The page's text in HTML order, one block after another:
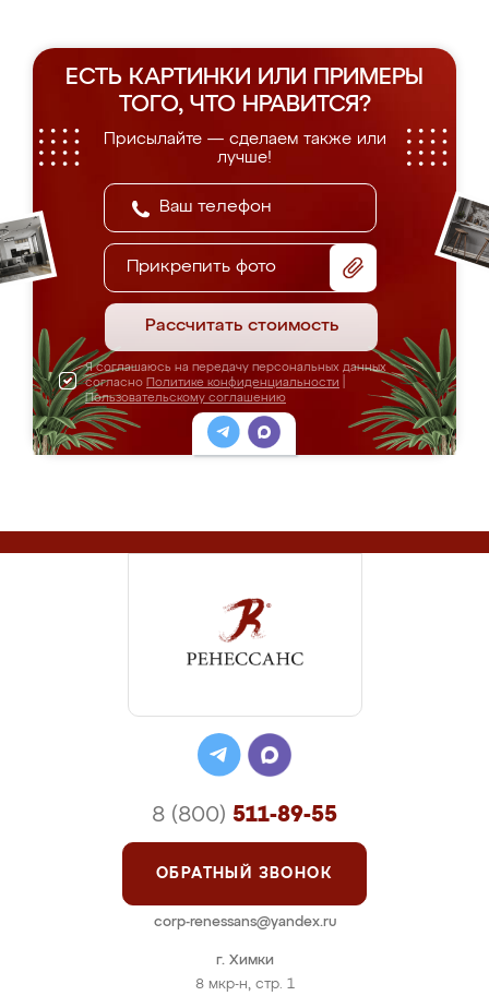
ЕСТЬ КАРТИНКИ ИЛИ ПРИМЕРЫ
ТОГО, ЧТО НРАВИТСЯ?
Присылайте — сделаем также или
лучше!
Прикрепить фото
Рассчитать стоимость
Я соглашаюсь на передачу персональных данных
согласно Политике конфиденциальности
Пользовательскому соглашению
г. Химки
8 мкр-н, стр. 1
8 (800) 511-89-55
ОБРАТНЫЙ ЗВОНОК
corp-renessans@yandex.ru